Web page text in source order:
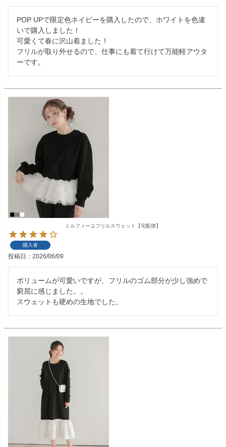
POP UPで限定色ネイビーを購入したので、ホワイトを色違
いで購入しました！
可愛くて春に沢山着ました！
フリルが取り外せるので、仕事にも着て行けて万能軽アウタ
ーです。
ミルフィーユフリルスウェット【宅配便】
購入者
投稿日 2026/06/09
ボリュームが可愛いですが、フリルのゴム部分が少し強めで
窮屈に感じました。。
スウェットも硬めの生地でした。